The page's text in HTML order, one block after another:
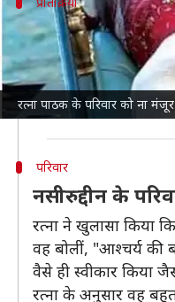
रत्ना पाठक के परिवार को ना
कैसी थी रत्ना के
हाउटरफ्लाईको दिए एक
इस सवाल का जवाब देते
ज्यादा खराब थे,
परिवार
नसीरुद्दीन के
रत्ना ने खुलासा किया
वह बोलीं, "आश्चर्य की
वैसे ही स्वीकार किया
रत्ना के अनुसार वह